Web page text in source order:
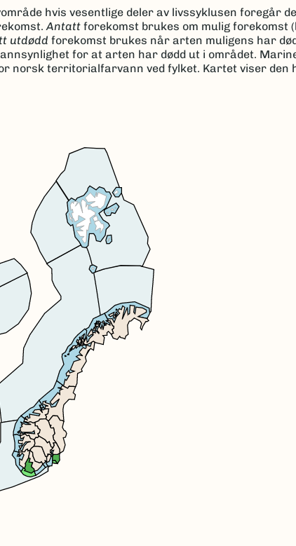
hvis vesentlige deler av livssyklusen foregår
Antatt forekomst brukes om mulig forekomst
utdødd forekomst brukes når arten muligens har
for at arten har dødd ut i området.
norsk territorialfarvann ved fylket. Kartet viser den